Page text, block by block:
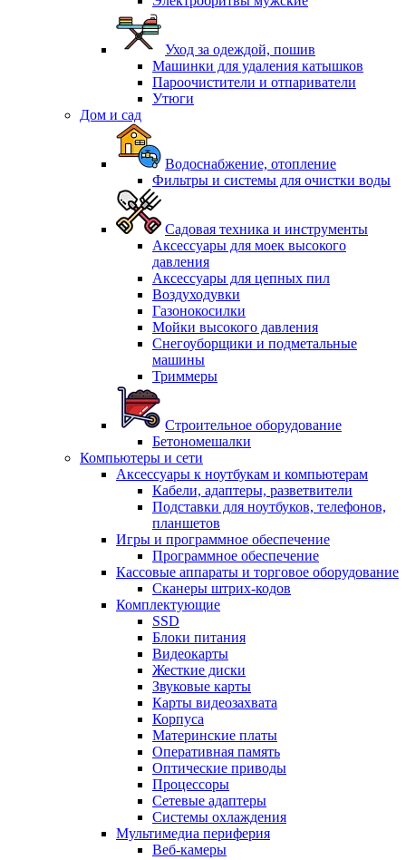
Уход за одеждой, пошив
Машинки для удаления катышков
Пароочистители и отпариватели
Утюги
Дом и сад
Водоснабжение, отопление
Фильтры и системы для очистки воды
Садовая техника и инструменты
Аксессуары для моек высокого
давления
Аксессуары для цепных пил
Воздуходувки
Газонокосилки
Мойки высокого давления
Снегоуборщики и подметальные
машины
Триммеры
Строительное оборудование
Бетономешалки
Компьютеры и сети
Аксессуары к ноутбукам и компьютерам
Кабели, адаптеры, разветвители
Подставки для ноутбуков, телефонов,
планшетов
Игры и программное обеспечение
Программное обеспечение
Кассовые аппараты и торговое оборудование
Сканеры штрих-кодов
Комплектующие
SSD
Блоки питания
Видеокарты
Жесткие диски
Звуковые карты
Карты видеозахвата
Корпуса
Материнские платы
Оперативная память
Оптические приводы
Процессоры
Сетевые адаптеры
Системы охлаждения
Мультимедиа периферия
Веб-камеры